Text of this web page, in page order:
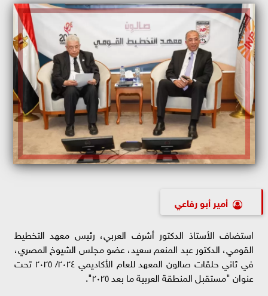
أمير أبو رفاعي
استضاف الأستاذ الدكتور أشرف العربي، رئيس معهد التخطيط
القومي، الدكتور عبد المنعم سعيد، عضو مجلس الشيوخ المصري،
في ثاني حلقات صالون المعهد للعام الأكاديمي ٢٠٢٤/ ٢٠٢٥ تحت
عنوان "مستقبل المنطقة العربية ما بعد ٢٠٢٥".